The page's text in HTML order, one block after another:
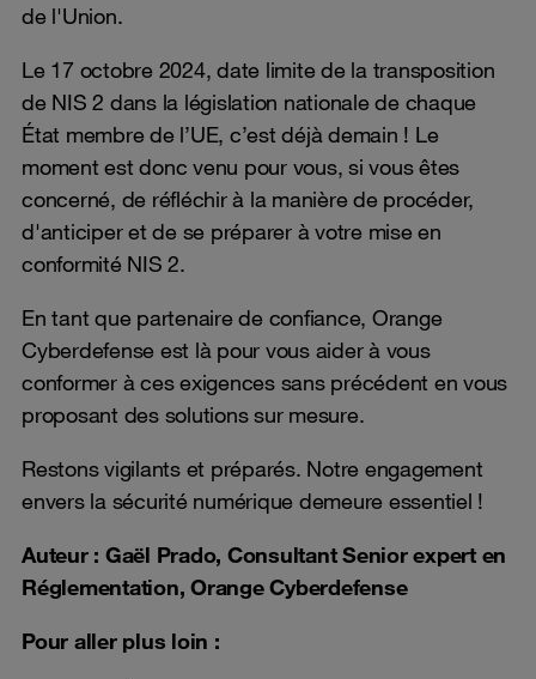
de l'Union.
Le 17 octobre 2024, date limite de la transposition
de NIS 2 dans la législation nationale de chaque
État membre de l’UE, c’est déjà demain ! Le
moment est donc venu pour vous, si vous êtes
concerné, de réfléchir à la manière de procéder,
d'anticiper et de se préparer à votre mise en
conformité NIS 2.
En tant que partenaire de confiance, Orange
Cyberdefense est là pour vous aider à vous
conformer à ces exigences sans précédent en vous
proposant des solutions sur mesure.
Restons vigilants et préparés. Notre engagement
envers la sécurité numérique demeure essentiel !
Auteur : Gaël Prado, Consultant Senior expert en
Réglementation, Orange Cyberdefense
Pour aller plus loin :